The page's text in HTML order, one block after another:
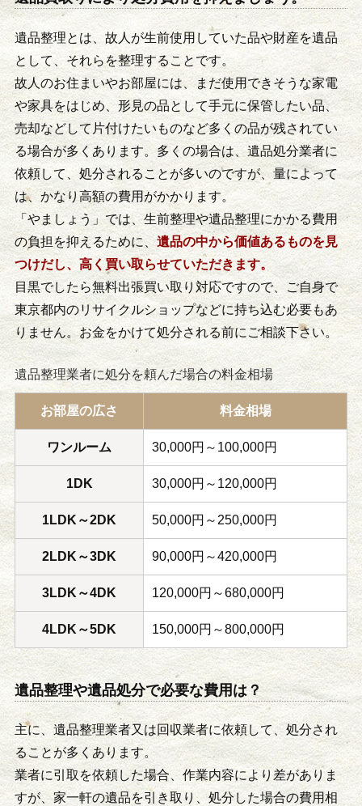
遺品整理とは、故人が生前使用していた品や財産を遺品
として、それらを整理することです。
故人のお住まいやお部屋には、まだ使用できそうな家電
や家具をはじめ、形見の品として手元に保管したい品、
売却などして片付けたいものなど多くの品が残されてい
る場合が多くあります。多くの場合は、遺品処分業者に
依頼して、処分されることが多いのですが、量によって
は、かなり高額の費用がかかります。
「やましょう」では、生前整理や遺品整理にかかる費用
の負担を抑えるために、遺品の中から価値あるものを見
つけだし、高く買い取らせていただきます。
目黒でしたら無料出張買い取り対応ですので、ご自身で
東京都内のリサイクルショップなどに持ち込む必要もあ
りません。お金をかけて処分される前にご相談下さい。
遺品整理業者に処分を頼んだ場合の料金相場
お部屋の広さ 料金相場
ワンルーム 30,000円～100,000円
1DK 30,000円～120,000円
1LDK～2DK 50,000円～250,000円
2LDK～3DK 90,000円～420,000円
3LDK～4DK 120,000円～680,000円
4LDK～5DK 150,000円～800,000円
遺品整理や遺品処分で必要な費用は？
主に、遺品整理業者又は回収業者に依頼して、処分され
ることが多くあります。
業者に引取を依頼した場合、作業内容により差がありま
すが、家一軒の遺品を引き取り、処分した場合の費用相